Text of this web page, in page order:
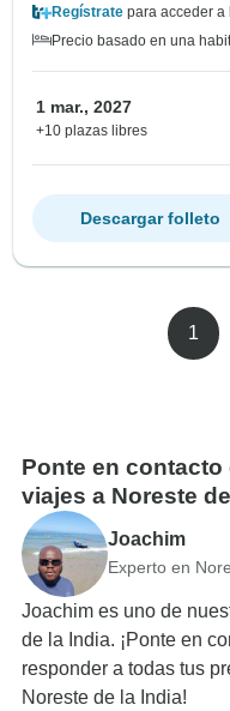
Regístrate para acceder a
Precio basado en una
1 mar., 2027
+10 plazas libres
Descargar folleto
1
Ponte en
viajes a Noreste
Joachim
Experto en
Joachim es uno de
de la India. ¡Ponte en
responder a todas tus
Noreste de la India!